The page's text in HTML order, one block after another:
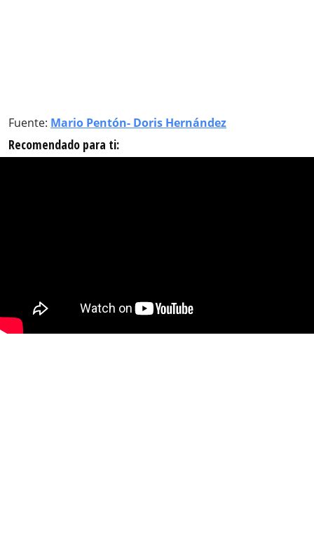
Fuente: Mario Pentón- Doris Hernández
Recomendado para ti: